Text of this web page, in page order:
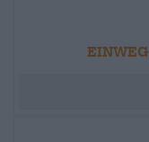
EINWEG